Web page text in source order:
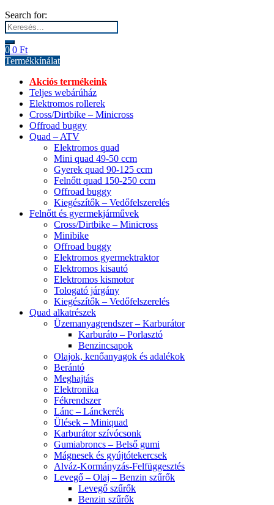
Search for:
0 0 Ft
Termékkínálat
Akciós termékeink
Teljes webárúház
Elektromos rollerek
Cross/Dirtbike – Minicross
Offroad buggy
Quad – ATV
Elektromos quad
Mini quad 49-50 ccm
Gyerek quad 90-125 ccm
Felnőtt quad 150-250 ccm
Offroad buggy
Kiegészítők – Vedőfelszerelés
Felnőtt és gyermekjárművek
Cross/Dirtbike – Minicross
Minibike
Offroad buggy
Elektromos gyermektraktor
Elektromos kisautó
Elektromos kismotor
Tologató járgány
Kiegészítők – Vedőfelszerelés
Quad alkatrészek
Üzemanyagrendszer – Karburátor
Karburáto – Porlasztó
Benzincsapok
Olajok, kenőanyagok és adalékok
Berántó
Meghajtás
Elektronika
Fékrendszer
Lánc – Lánckerék
Ülések – Miniquad
Karburátor szívócsonk
Gumiabroncs – Belső gumi
Mágnesek és gyújtótekercsek
Alváz-Kormányzás-Felfüggesztés
Levegő – Olaj – Benzin szűrők
Levegő szűrők
Benzin szűrők